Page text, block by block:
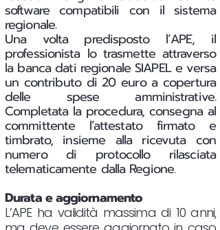
software compatibili con il sistema
regionale.
Una volta predisposto l’APE, il
professionista lo trasmette attraverso
la banca dati regionale SIAPEL e versa
un contributo di 20 euro a copertura
delle spese amministrative.
Completata la procedura, consegna al
committente l’attestato firmato e
timbrato, insieme alla ricevuta con
numero di protocollo rilasciata
telematicamente dalla Regione.
Durata e aggiornamento
L’APE ha validità massima di 10 anni,